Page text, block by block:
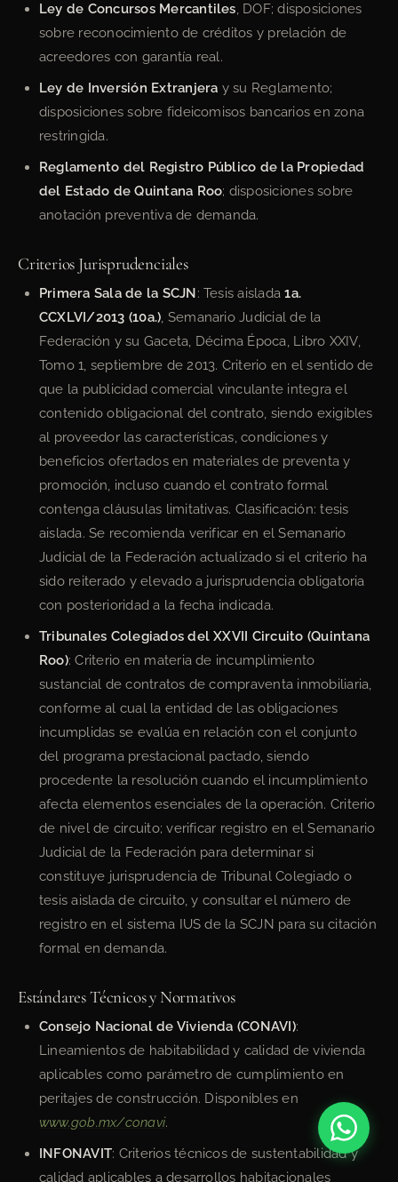
Ley de Concursos Mercantiles , DOF; disposiciones
sobre reconocimiento de créditos y prelación de
acreedores con garantía real.
Ley de Inversión Extranjera y su Reglamento;
disposiciones sobre fideicomisos bancarios en zona
restringida.
Reglamento del Registro Público de la Propiedad
del Estado de Quintana Roo; disposiciones sobre
anotación preventiva de demanda.
Criterios Jurisprudenciales
Primera Sala de la SCJN: Tesis aislada1a.
CCXLVI/2013 (10a.) , Semanario Judicial de la
Federación y su Gaceta, Décima Época, Libro XXIV,
Tomo 1, septiembre de 2013. Criterio en el sentido de
que la publicidad comercial vinculante integra el
contenido obligacional del contrato, siendo exigibles
al proveedor las características, condiciones y
beneficios ofertados en materiales de preventa y
promoción, incluso cuando el contrato formal
contenga cláusulas limitativas. Clasificación: tesis
aislada. Se recomienda verificar en el Semanario
Judicial de la Federación actualizado si el criterio ha
sido reiterado y elevado a jurisprudencia obligatoria
con posterioridad a la fecha indicada.
Tribunales Colegiados del XXVII Circuito (Quintana
Roo): Criterio en materia de incumplimiento
sustancial de contratos de compraventa inmobiliaria,
conforme al cual la entidad de las obligaciones
incumplidas se evalúa en relación con el conjunto
del programa prestacional pactado, siendo
procedente la resolución cuando el incumplimiento
afecta elementos esenciales de la operación. Criterio
de nivel de circuito; verificar registro en el Semanario
Judicial de la Federación para determinar si
constituye jurisprudencia de Tribunal Colegiado o
tesis aislada de circuito, y consultar el número de
registro en el sistema IUS de la SCJN para su citación
formal en demanda.
Estándares Técnicos y Normativos
Consejo Nacional de Vivienda (CONAVI):
Lineamientos de habitabilidad y calidad de vivienda
aplicables como parámetro de cumplimiento en
peritajes de construcción. Disponibles en
www.gob.mx/conavi.
INFONAVIT: Criterios técnicos de sustentabilidad y
calidad aplicables a desarrollos habitacionales